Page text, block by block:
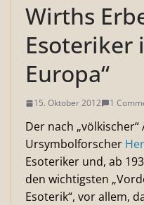
Wirths
Esoteriker
Europa“
15. Oktober 2012 1
Der nach
Ursymbolforscher
Esoteriker und, ab
den wichtigsten
Esoterik“, vor allem,